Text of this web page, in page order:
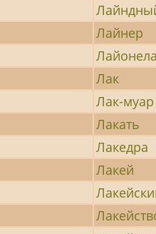
Лайнер
Лайонела
Лак
Лак-муар
Лакать
Лакедра
Лакей